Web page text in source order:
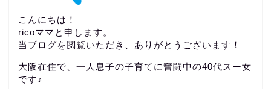
こんにちは！
ricoママと申します。
当ブログを閲覧いただき、ありがとうございます！
大阪在住で、一人息子の子育てに奮闘中の40代スー女
です♪